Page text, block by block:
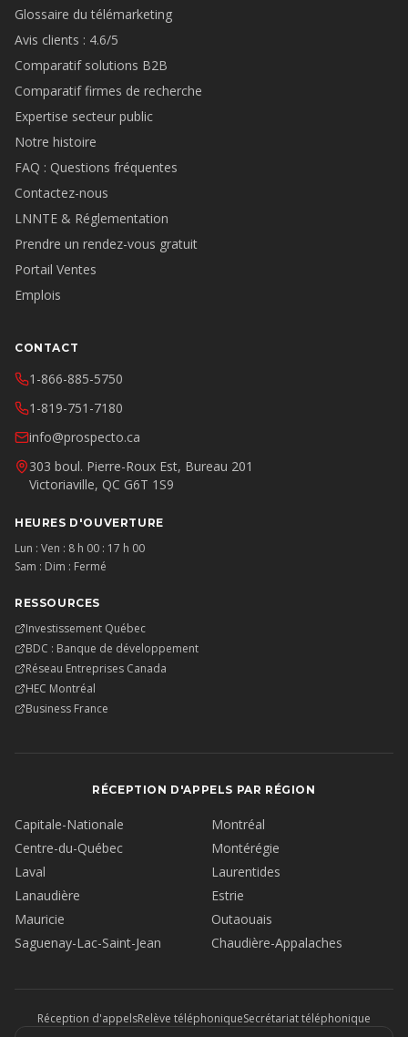
Glossaire du télémarketing
Avis clients : 4.6/5
Comparatif solutions B2B
Comparatif firmes de recherche
Expertise secteur public
Notre histoire
FAQ : Questions fréquentes
Contactez-nous
LNNTE & Réglementation
Prendre un rendez-vous gratuit
Portail Ventes
Emplois
CONTACT
1-866-885-5750
1-819-751-7180
info@prospecto.ca
303 boul. Pierre-Roux Est, Bureau 201
Victoriaville, QC G6T 1S9
HEURES D'OUVERTURE
Lun : Ven : 8 h 00 : 17 h 00
Sam : Dim : Fermé
RESSOURCES
Investissement Québec
BDC : Banque de développement
Réseau Entreprises Canada
HEC Montréal
Business France
RÉCEPTION D'APPELS PAR RÉGION
Capitale-Nationale
Montréal
Centre-du-Québec
Montérégie
Laval
Laurentides
Lanaudière
Estrie
Mauricie
Outaouais
Saguenay-Lac-Saint-Jean
Chaudière-Appalaches
Réception d'appelsRelève téléphoniqueSecrétariat téléphonique